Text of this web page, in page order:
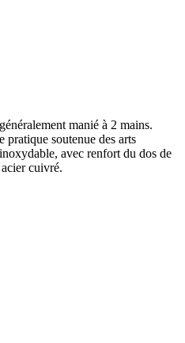
manié à 2 mains.
pratique soutenue des arts
avec renfort du dos de
cuivré.